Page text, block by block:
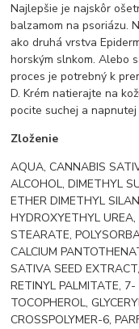
Najlepšie je najskôr
balzamom na psoriázu.
ako druhá vrstva
horským slnkom. Alebo
proces je potrebný k
D. Krém natierajte na
pocite suchej a napnutej
Zloženie
AQUA, CANNABIS
ALCOHOL, DIMETHYL
ETHER DIMETHYL
HYDROXYETHYL UREA,
STEARATE,
CALCIUM
SATIVA SEED
RETINYL PALMITATE,
TOCOPHEROL,
CROSSPOLYMER-6,